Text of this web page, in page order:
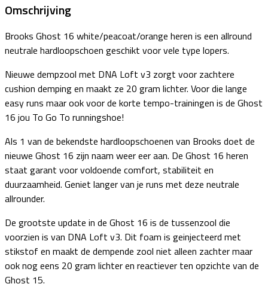
Omschrijving
Brooks Ghost 16 white/peacoat/orange heren is een allround
neutrale hardloopschoen geschikt voor vele type lopers.
Nieuwe dempzool met DNA Loft v3 zorgt voor zachtere
cushion demping en maakt ze 20 gram lichter. Voor die lange
easy runs maar ook voor de korte tempo-trainingen is de Ghost
16 jou To Go To runningshoe!
Als 1 van de bekendste hardloopschoenen van Brooks doet de
nieuwe Ghost 16 zijn naam weer eer aan. De Ghost 16 heren
staat garant voor voldoende comfort, stabiliteit en
duurzaamheid. Geniet langer van je runs met deze neutrale
allrounder.
De grootste update in de Ghost 16 is de tussenzool die
voorzien is van DNA Loft v3. Dit foam is geinjecteerd met
stikstof en maakt de dempende zool niet alleen zachter maar
ook nog eens 20 gram lichter en reactiever ten opzichte van de
Ghost 15.